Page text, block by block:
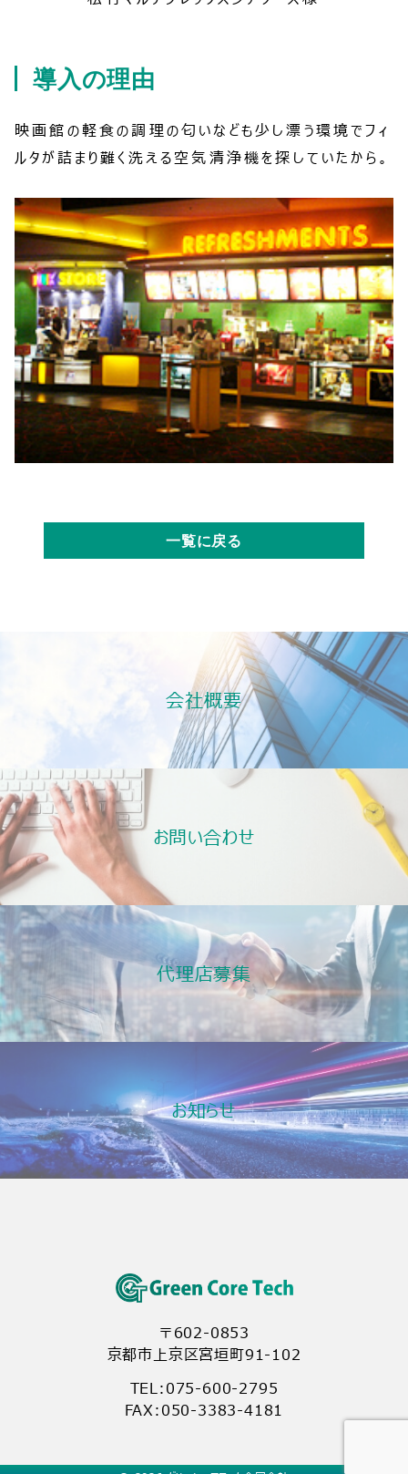
導入の理由
映画館の軽食の調理の匂いなども少し漂う環境でフィ
ルタが詰まり難く洗える空気清浄機を探していたから。
一覧に戻る
会社概要
お問い合わせ
代理店募集
お知らせ
〒602-0853
京都市上京区宮垣町91-102
TEL: 075-600-2795
FAX:050-3383-4181